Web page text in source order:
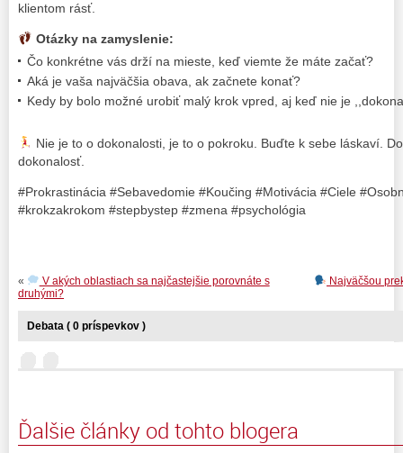
klientom rásť.
Otázky na zamyslenie:
Čo konkrétne vás drží na mieste, keď viemte že máte začať?
Aká je vaša najväčšia obava, ak začnete konať?
Kedy by bolo možné urobiť malý krok vpred, aj keď nie je
Nie je to o dokonalosti, je to o pokroku. Buďte k sebe láskaví.
dokonalosť.
#Prokrastinácia #Sebavedomie #Koučing #Motivácia #Ciele
#krokzakrokom #stepbystep #zmena #psychológia
Najväčšou
«
V akých oblastiach sa najčastejšie porovnáte s
druhými?
Debata ( 0 príspevkov )
Ďalšie články od tohto blogera